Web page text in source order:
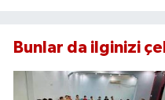
Bunlar da ilginizi